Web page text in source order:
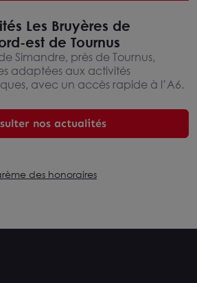
Les Bruyères de
est de Tournus
Simandre, près de Tournus,
adaptées aux activités
avec un accès rapide à l’A6.
nos actualités
des honoraires